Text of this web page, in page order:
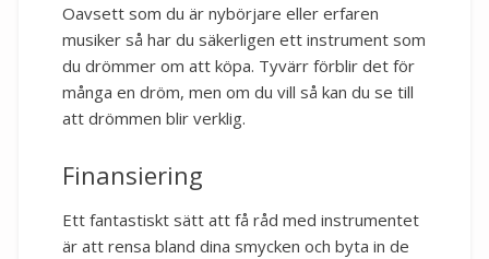
Oavsett som du är nybörjare eller erfaren
musiker så har du säkerligen ett instrument som
du drömmer om att köpa. Tyvärr förblir det för
många en dröm, men om du vill så kan du se till
att drömmen blir verklig.
Finansiering
Ett fantastiskt sätt att få råd med instrumentet
är att rensa bland dina smycken och byta in de